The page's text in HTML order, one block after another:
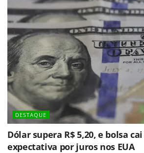
DESTAQUE
Dólar supera R$ 5,20, e bolsa
expectativa por juros nos EUA